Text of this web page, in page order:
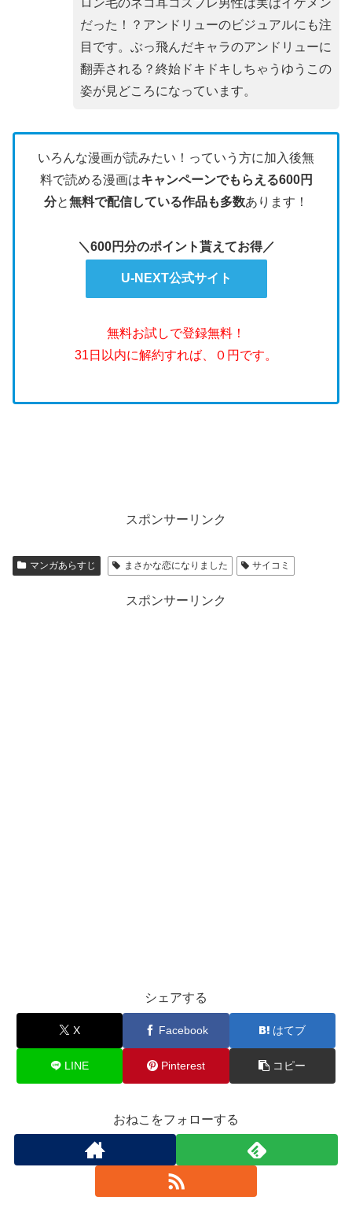
ロン毛のネコ耳コスプレ男性は実はイケメン
だった！？アンドリューのビジュアルにも注
目です。ぶっ飛んだキャラのアンドリューに
翻弄される？終始ドキドキしちゃうゆうこの
姿が見どころになっています。
いろんな漫画が読みたい！っていう方に加入後無
料で読める漫画はキャンペーンでもらえる600円
分と無料で配信している作品も多数あります！
＼600円分のポイント貰えてお得／
U-NEXT公式サイト
無料お試しで登録無料！
31日以内に解約すれば、０円です。
スポンサーリンク
マンガあらすじ まさかな恋になりました サイコミ
スポンサーリンク
シェアする
X Facebook はてブ
LINE Pinterest コピー
おねこをフォローする